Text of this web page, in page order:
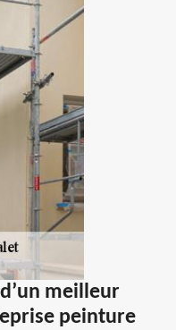
meilleur
peinture